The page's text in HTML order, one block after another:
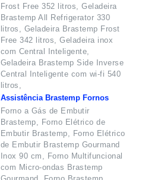
Frost Free 352 litros, Geladeira
Brastemp All Refrigerator 330
litros, Geladeira Brastemp Frost
Free 342 litros, Geladeira inox
com Central Inteligente,
Geladeira Brastemp Side Inverse
Central Inteligente com wi-fi 540
litros,
Assistência Brastemp Fornos
Forno a Gás de Embutir
Brastemp, Forno Elétrico de
Embutir Brastemp, Forno Elétrico
de Embutir Brastemp Gourmand
Inox 90 cm, Forno Multifuncional
com Micro-ondas Brastemp